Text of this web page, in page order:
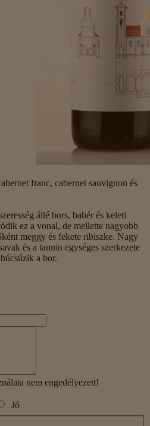
franc, cabernet sauvignon és
állé bors, babér és keleti
ez a vonal, de mellette nagyobb
meggy és fekete ribiszke. Nagy
és a tannin egységes szerkezete
a bor.
nem engedélyezett!
Jó